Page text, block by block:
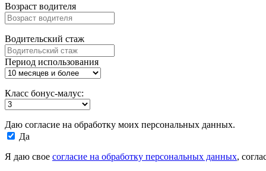
Возраст водителя
Водительский стаж
Период использования
Класс бонус-малус:
Даю согласие на обработку моих персональных данных.
Да
Я даю свое согласие на обработку персональных данных,